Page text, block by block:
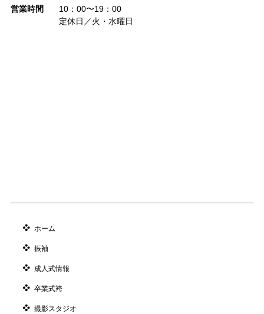
営業時間
10：00〜19：00
定休日／火・水曜日
ホーム
振袖
成人式情報
卒業式袴
撮影スタジオ